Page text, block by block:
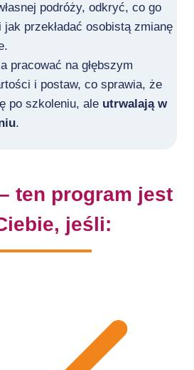
podróży, odkryć, co go
przekładać osobistą zmianę
pracować na głębszym
i postaw, co sprawia, że
po szkoleniu, ale utrwalają w
.
ten program jest
jeśli: